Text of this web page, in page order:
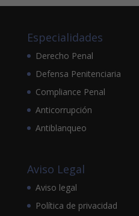
Especialidades
Derecho Penal
Defensa Penitenciaria
Compliance Penal
Anticorrupción
Antiblanqueo
Aviso Legal
Aviso legal
Política de privacidad